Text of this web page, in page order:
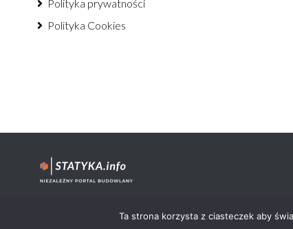
Polityka prywatności
Polityka Cookies
Ta strona korzysta z ciasteczek aby